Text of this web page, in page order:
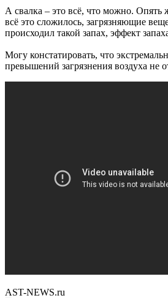
А свалка – это всё, что можно. Опять
всё это сложилось, загрязняющие
происходил такой запах, эффект
Могу констатировать, что
превышений загрязнения воздуха не
AST-NEWS.ru